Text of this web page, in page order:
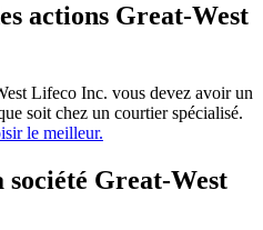
actions Great-West
Lifeco Inc. vous devez avoir un
soit chez un courtier spécialisé.
le meilleur.
Great-West